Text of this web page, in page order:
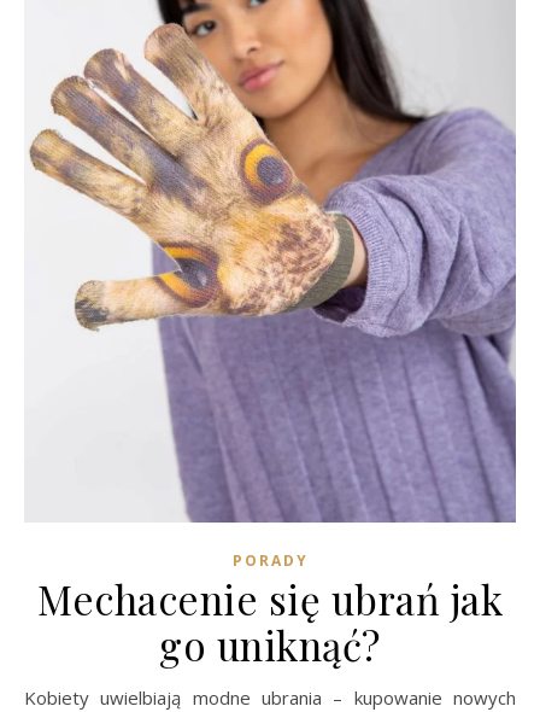
PORADY
Mechacenie się ubrań jak
go uniknąć?
Kobiety uwielbiają modne ubrania – kupowanie nowych